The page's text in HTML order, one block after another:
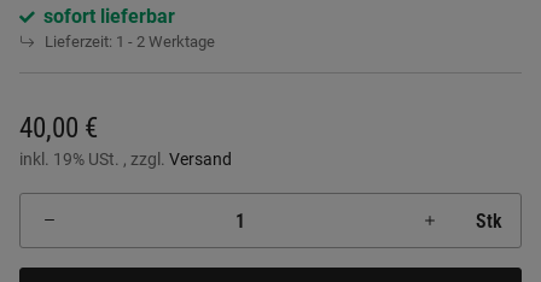
sofort lieferbar
Lieferzeit: 1 - 2 Werktage
40,00 €
inkl. 19% USt. , zzgl. Versand
Stk